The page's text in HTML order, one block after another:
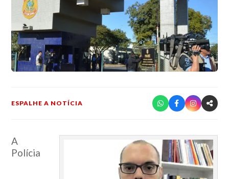
ESPALHE A NOTÍCIA
A
Polícia